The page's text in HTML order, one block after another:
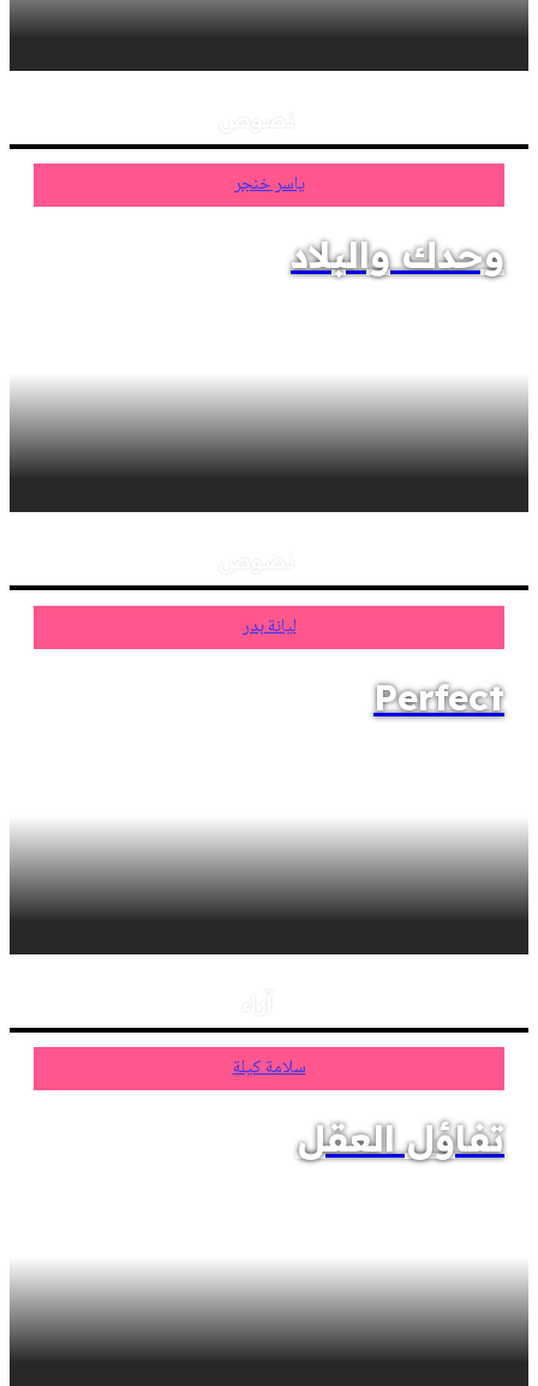
ياسر خنجر
وحدك والبلاد
ليانة بدر
Perfect
سلامة كيلة
تفاؤل العقل